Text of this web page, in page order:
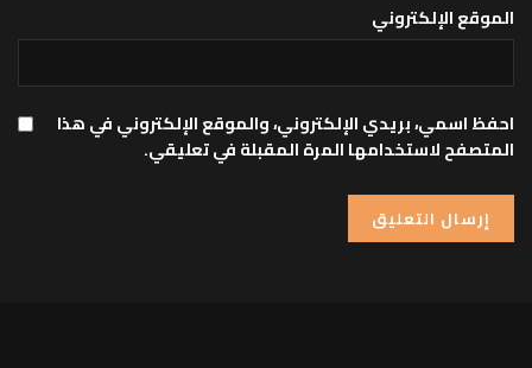
الموقع الإلكتروني
احفظ اسمي، بريدي الإلكتروني، والموقع الإلكتروني في هذا
المتصفح لاستخدامها المرة المقبلة في تعليقي.